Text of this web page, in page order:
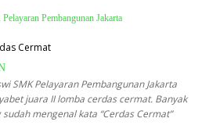
Cermat
SMK Pelayaran Pembangunan Jakarta
juara II lomba cerdas cermat. Banyak
mengenal kata “Cerdas Cermat”